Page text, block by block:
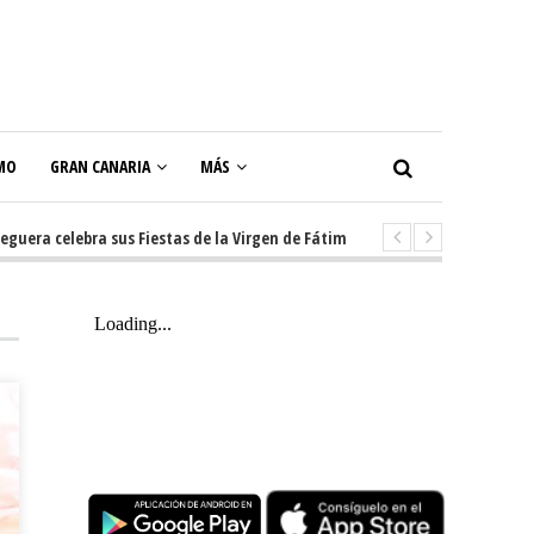
GRAN CANARIA MÁS
celebra sus Fiestas de la Virgen de Fátima con diez días de tradición,